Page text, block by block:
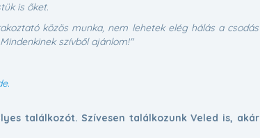
is őket.
közös munka, nem lehetek elég hálás a csodás
szívből ajánlom!"
találkozót. Szívesen találkozunk Veled is, akár